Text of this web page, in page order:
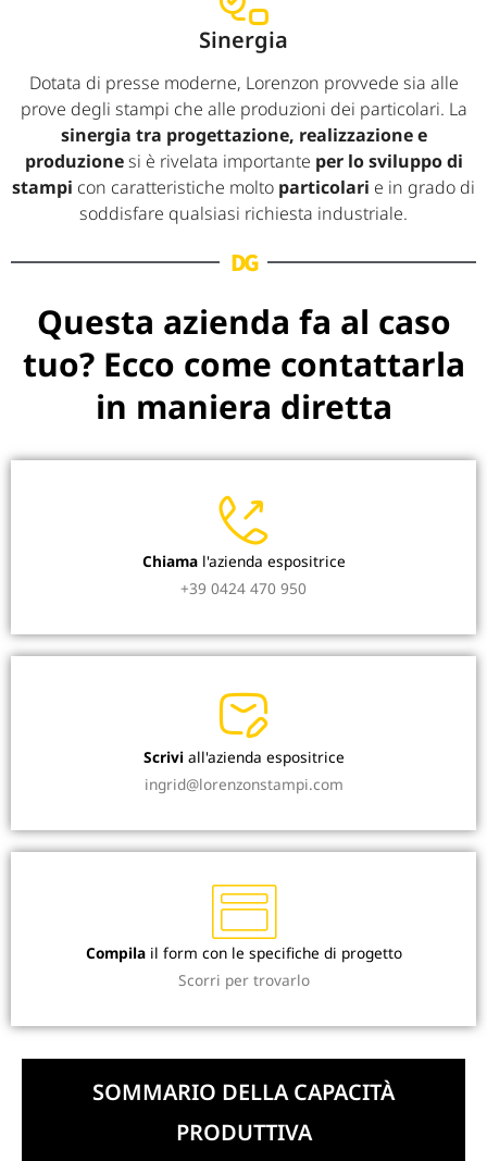
Sinergia
Dotata di presse moderne, Lorenzon provvede sia alle
prove degli stampi che alle produzioni dei particolari. La
sinergia tra progettazione, realizzazione e
produzionesi è rivelata importante per lo sviluppo di
stampi con caratteristiche molto particolari e in grado di
soddisfare qualsiasi richiesta industriale.
DG
Questa azienda fa al caso
tuo? Ecco come contattarla
in maniera diretta
Chiamal'azienda espositrice
+39 0424 470 950
Scriviall'azienda espositrice
ingrid@lorenzonstampi.com
Compilail form con le specifiche di progetto
Scorri per trovarlo
SOMMARIO DELLA CAPACITÀ
PRODUTTIVA